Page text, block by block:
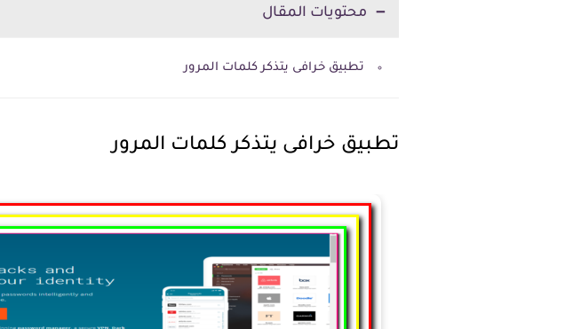
محتويات المقال
تطبيق خرافى يتذكر كلمات المرور
تطبيق خرافى يتذكر كلمات المرور